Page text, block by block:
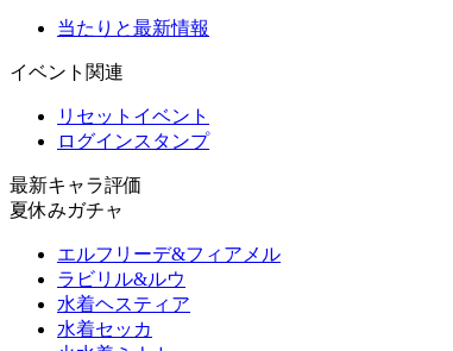
当たりと最新情報
イベント関連
リセットイベント
ログインスタンプ
最新キャラ評価
夏休みガチャ
エルフリーデ&フィアメル
ラビリル&ルウ
水着ヘスティア
水着セッカ